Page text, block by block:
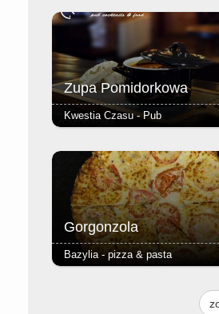
jest Margherita (sos pomidorowy,
oregano) - ciasto puszyste lub
grube lub cienkie - dodatkowy ser
(mała 24cm), 4,00 (duża 40cm) -
dodatkowy składnik 2,00 (mała
3,50 (duża 40cm) - 1 sos do
gratis Cena małej pizzy 12,90.
Zupa Pomidorkowa
doprawiona z wiórkami mozarelli
Kwestia Czasu - Pub
Gorgonzola
podstawą każdej pizzy jest
(sos pomidorowy, ser i oregano) -
Bazylia - pizza & pasta